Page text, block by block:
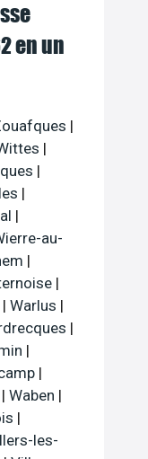
en un
|
|
|
|
|
au-
|
|
| Warlus |
|
|
|
| Waben |
|
les-